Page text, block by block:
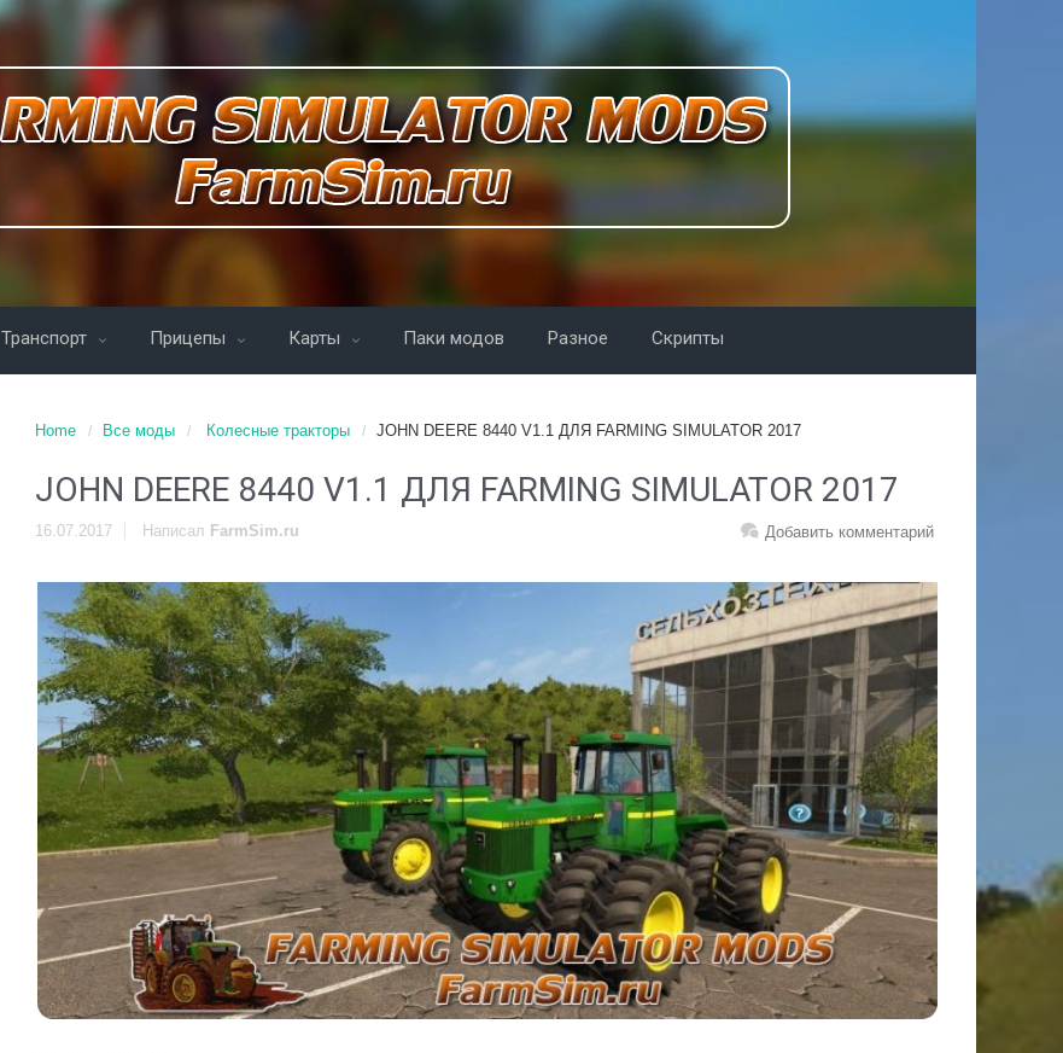
Транспорт Прицепы Карты Паки модов Разное Скрипты
Home Все моды Колесные тракторы JOHN DEERE 8440 V1.1 ДЛЯ FARMING SIMULATOR 2017
JOHN DEERE 8440 V1.1 ДЛЯ FARMING SIMULATOR 2017
16.07.2017 Добавить комментарий
Написал FarmSim.ru